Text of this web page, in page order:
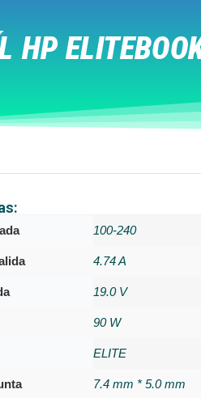
HP
100-240
4.74 A
19.0 V
90 W
ELITE
7.4 mm * 5.0 mm